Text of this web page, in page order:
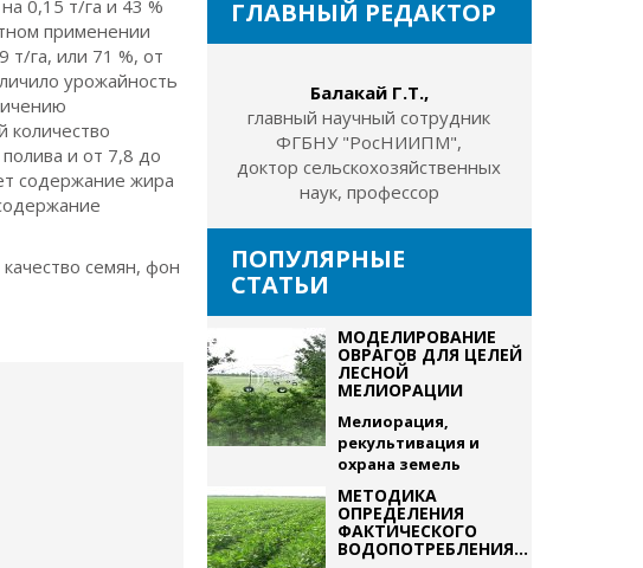
0,15 т/га и 43 %
применении
т/га, или 71 %, от
урожайность
количество
и от 7,8 до
содержание жира
семян, фон
ГЛАВНЫЙ РЕДАКТОР
Балакай Г.Т.,
главный научный сотрудник
ФГБНУ "РосНИИПМ",
доктор сельскохозяйственных
наук, профессор
ПОПУЛЯРНЫЕ
СТАТЬИ
МОДЕЛИРОВАНИЕ
ОВРАГОВ ДЛЯ ЦЕЛЕЙ
ЛЕСНОЙ
МЕЛИОРАЦИИ
Мелиорация,
рекультивация и
охрана земель
МЕТОДИКА
ОПРЕДЕЛЕНИЯ
ФАКТИЧЕСКОГО
ВОДОПОТРЕБЛЕНИЯ...